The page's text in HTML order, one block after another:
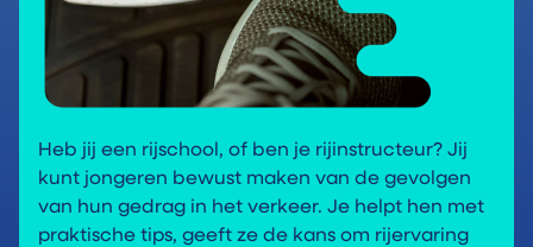
Heb jij een rijschool, of ben je rijinstructeur? Jij
kunt jongeren bewust maken van de gevolgen
van hun gedrag in het verkeer. Je helpt hen met
praktische tips, geeft ze de kans om rijervaring